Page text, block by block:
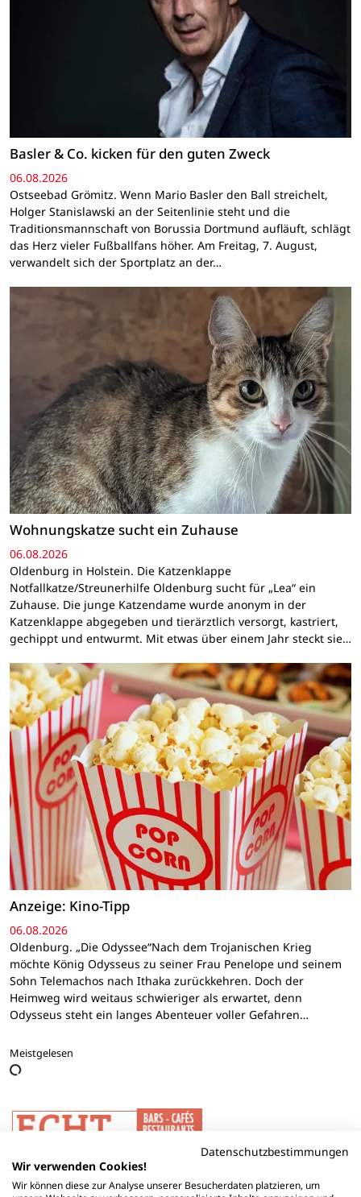
Basler & Co. kicken für den guten Zweck
06.08.2026
Ostseebad Grömitz. Wenn Mario Basler den Ball streichelt,
Holger Stanislawski an der Seitenlinie steht und die
Traditionsmannschaft von Borussia Dortmund aufläuft, schlägt
das Herz vieler Fußballfans höher. Am Freitag, 7. August,
verwandelt sich der Sportplatz an der…
Wohnungskatze sucht ein Zuhause
06.08.2026
Oldenburg in Holstein. Die Katzenklappe
Notfallkatze/Streunerhilfe Oldenburg sucht für „Lea“ ein
Zuhause. Die junge Katzendame wurde anonym in der
Katzenklappe abgegeben und tierärztlich versorgt, kastriert,
gechippt und entwurmt. Mit etwas über einem Jahr steckt sie…
Anzeige: Kino-Tipp
06.08.2026
Oldenburg. „Die Odyssee“Nach dem Trojanischen Krieg
möchte König Odysseus zu seiner Frau Penelope und seinem
Sohn Telemachos nach Ithaka zurückkehren. Doch der
Heimweg wird weitaus schwieriger als erwartet, denn
Odysseus steht ein langes Abenteuer voller Gefahren…
Meistgelesen
Datenschutzbestimmungen
Wir verwenden Cookies!
Wir können diese zur Analyse unserer Besucherdaten platzieren, um